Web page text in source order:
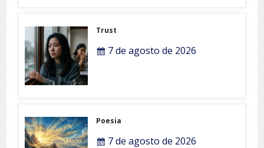
Trust
7 de agosto de 2026
Poesia
7 de agosto de 2026